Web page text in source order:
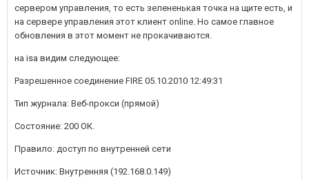
сервером управления, то есть зелененькая точка на щите есть, и
на сервере управления этот клиент online. Но самое главное
обновления в этот момент не прокачиваются.
на isa видим следующее:
Разрешенное соединение FIRE 05.10.2010 12:49:31
Тип журнала: Веб-прокси (прямой)
Состояние: 200 ОК.
Правило: доступ по внутренней сети
Источник: Внутренняя (192.168.0.149)